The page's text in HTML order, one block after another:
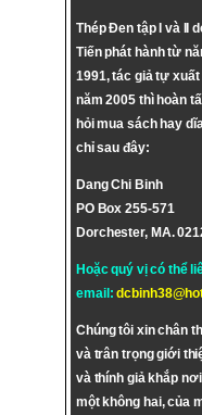
Thép Đen tập I và II
Tiến phát hành từ
1991, tác giả tự xuất
năm 2005 thì hoàn
hỏi mua sách hay
chỉ sau đây:
Dang Chi Binh
PO Box 255-571
Dorchester, MA.
Hoặc quý vị có thể
email:
Chúng tôi xin chân
và trân trọng giới
và thính giả khắp
một không hai, của